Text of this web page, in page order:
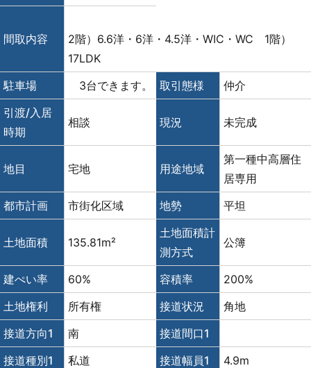
間取内容
2階）6.6洋・6洋・4.5洋・WIC・WC 1階）
17LDK
駐車場
3台できます。 取引態様
仲介
引渡/入居
時期
相談 現況 未完成
地目 宅地 用途地域
第一種中高層住
居専用
都市計画
市街化区域 地勢 平坦
土地面積 135.81m²
土地面積計
測方式
公簿
建ぺい率 60% 容積率
200%
土地権利
所有権 接道状況
角地
接道方向1
南
接道間口1
接道種別1
私道 接道幅員1
4.9m